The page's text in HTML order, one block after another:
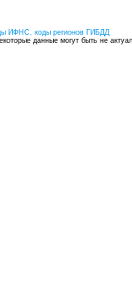
ИФНС, коды регионов ГИБДД
данные могут быть не